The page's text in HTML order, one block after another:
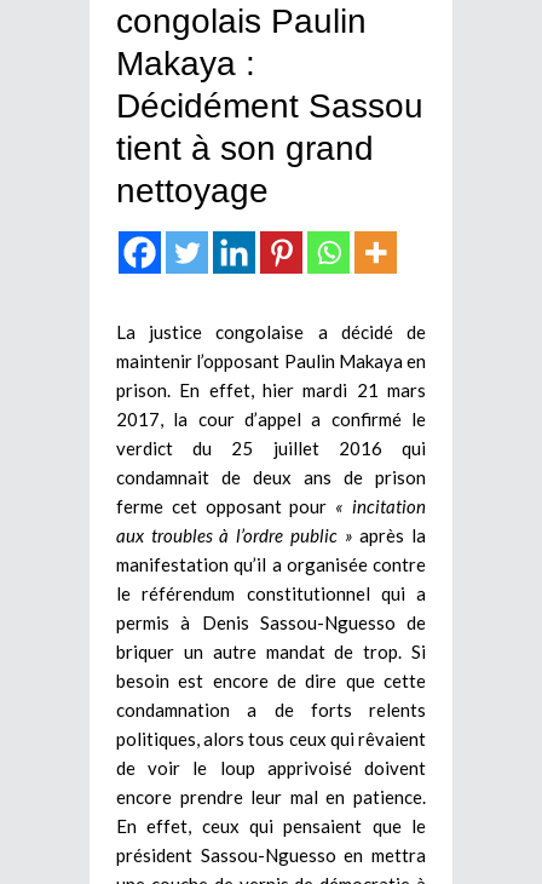
congolais Paulin
Makaya :
Décidément Sassou
tient à son grand
nettoyage
La justice congolaise a décidé de
maintenir l’opposant Paulin Makaya en
prison. En effet, hier mardi 21 mars
2017, la cour d’appel a confirmé le
verdict du 25 juillet 2016 qui
condamnait de deux ans de prison
ferme cet opposant pour « incitation
aux troubles à l’ordre public » après la
manifestation qu’il a organisée contre
le référendum constitutionnel qui a
permis à Denis Sassou-Nguesso de
briquer un autre mandat de trop. Si
besoin est encore de dire que cette
condamnation a de forts relents
politiques, alors tous ceux qui rêvaient
de voir le loup apprivoisé doivent
encore prendre leur mal en patience.
En effet, ceux qui pensaient que le
président Sassou-Nguesso en mettra